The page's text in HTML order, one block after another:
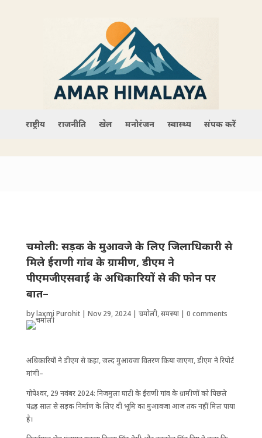
राष्ट्रीय राजनीति खेल मनोरंजन स्वास्थ्य संपर्क करें
चमोली: सड़क के मुआवजे के लिए जिला​धिकारी से
मिले ईराणी गांव के ग्रामीण, डीएम ने
पीएमजीएसवाई के अ​धिकारियों से की फोन पर
बात–
bylaxmi Purohit| Nov 29, 2024| चमोली,समस्या| 0 comments
अ​धिकारियों ने डीएम से कहा, जल्द मुआवजा वितरण किया जाएगा, डीएम ने रिपोर्ट
मांगी–
गोपेश्वर, 29 नवंबर 2024: निजमुला घाटी के ईराणी गांव के ग्रामीणों को पिछले
पंद्रह साल से सड़क निर्माण के लिए दी भूमि का मुआवजा आज तक नहीं मिल पाया
है।